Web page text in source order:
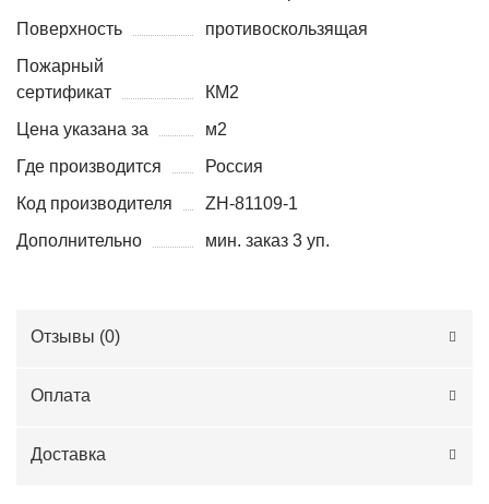
Поверхность
противоскользящая
Пожарный
сертификат
КМ2
Цена указана за
м2
Где производится
Россия
Код производителя
ZH-81109-1
Дополнительно
мин. заказ 3 уп.
Отзывы (0)
Оплата
Доставка